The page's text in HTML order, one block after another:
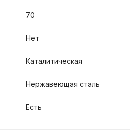
70
Нет
Каталитическая
Нержавеющая сталь
Есть